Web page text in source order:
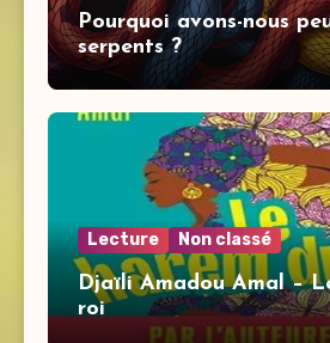
Pourquoi avons-nous
serpents ?
Lecture Non classé
Djaïli Amadou Amal –
roi